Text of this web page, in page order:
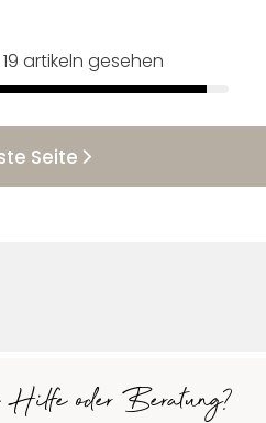
artikeln gesehen
Seite
oder Beratung?